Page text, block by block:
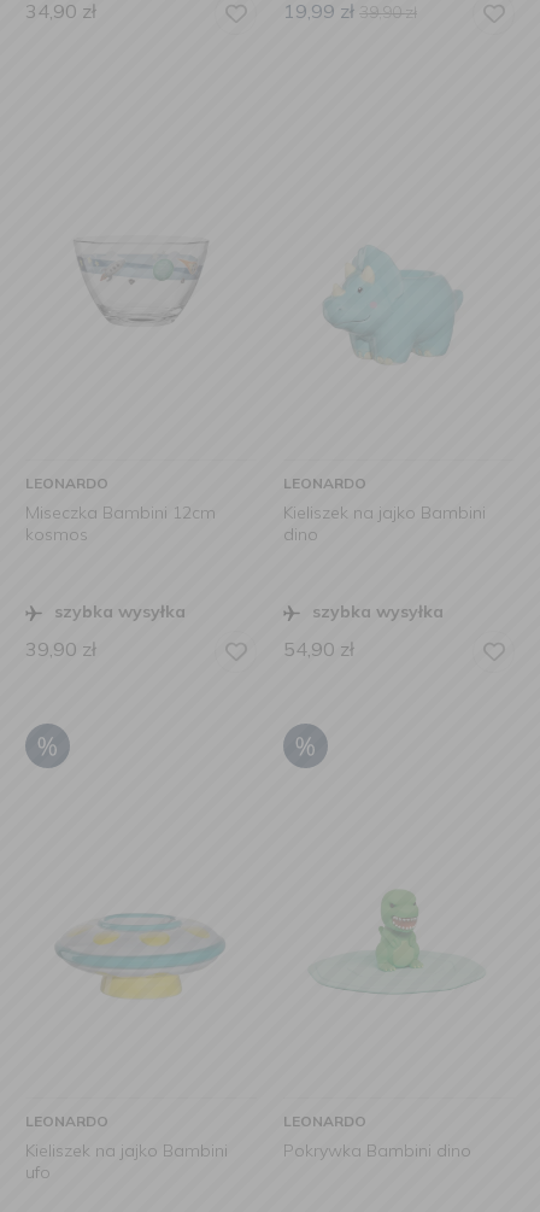
34,90 zł 19,99 zł 39,90zł
LEONARDO
Miseczka Bambini 12cm
kosmos
szybka wysyłka
39,90 zł
LEONARDO
Kieliszek na jajko Bambini
dino
szybka wysyłka
54,90 zł
LEONARDO
Kieliszek na jajko Bambini
ufo
LEONARDO
Pokrywka Bambini dino